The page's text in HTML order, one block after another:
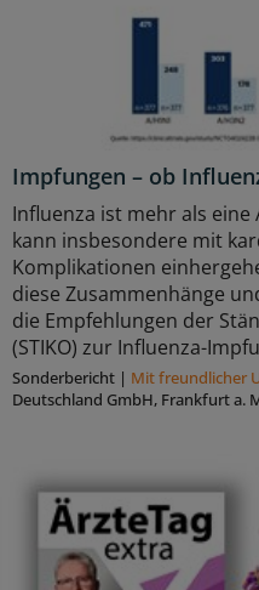
Impfungen – ob
Influenza ist mehr als eine
kann insbesondere mit
Komplikationen
diese Zusammenhänge
die Empfehlungen der
(STIKO) zur Influenza-
Sonderbericht | Mit freundlicher
Deutschland GmbH, Frankfurt a.